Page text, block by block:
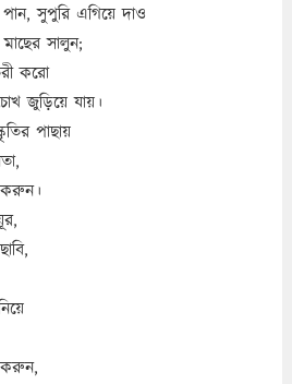
সুপুরি এগিয়ে দাও
সালুন;
করো
জুড়িয়ে যায়।
পাছায়
করুন।
করুন,